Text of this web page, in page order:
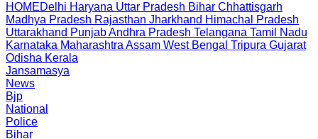
HOMEDelhi Haryana Uttar Pradesh Bihar Chhattisgarh
Madhya Pradesh Rajasthan Jharkhand Himachal Pradesh
Uttarakhand PunjabAndhra Pradesh Telangana Tamil Nadu
Karnataka Maharashtra Assam West Bengal Tripura Gujarat
Odisha Kerala
Jansamasya
News
Bjp
National
Police
Bihar